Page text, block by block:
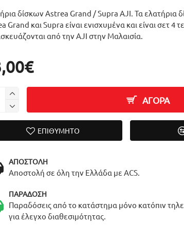
δίσκων Astrea Grand / Supra AJI. Τα ελατήρια
Grand και Supra είναι ενισχυμένα και είναι σετ 4
από την AJI στην Μαλαισία.
ΑΓΟΡΑ
ΕΠΙΘΥΜΗΤΌ
ΑΠΟΣΤΟΛΉ
Αποστολή σε όλη την Ελλάδα με ACS.
ΠΑΡΆΔΟΣΗ
Παραδόσεις από το κατάστημα μόνο κατόπιν
για έλεγχο διαθεσιμότητας.